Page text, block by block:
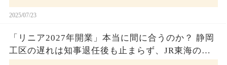
2025/07/23
「リニア2027年開業」本当に間に合うのか？ 静岡
工区の遅れは知事退任後も止まらず、JR東海のず